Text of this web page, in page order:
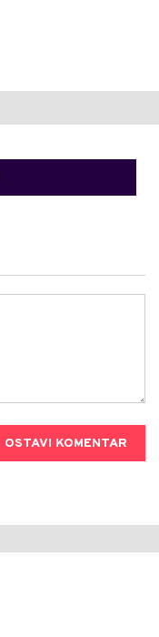
OSTAVI KOMENTAR